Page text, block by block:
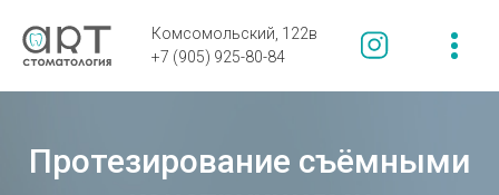
Комсомольский, 122в
+7 (905) 925-80-84
Протезирование съёмными